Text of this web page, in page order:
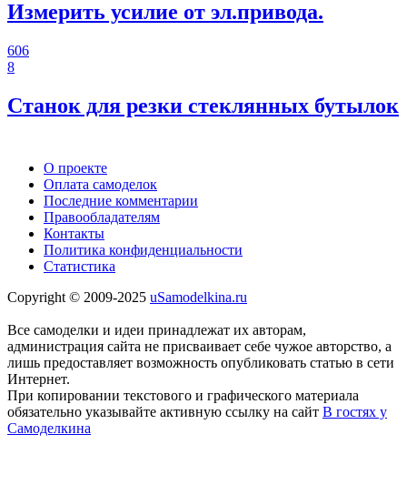
Измерить усилие от эл.привода.
606
8
Станок для резки стеклянных бутылок
О проекте
Оплата самоделок
Последние комментарии
Правообладателям
Контакты
Политика конфиденциальности
Статистика
Copyright © 2009-2025 uSamodelkina.ru
Все самоделки и идеи принадлежат их авторам,
администрация сайта не присваивает себе чужое авторство, а
лишь предоставляет возможность опубликовать статью в сети
Интернет.
При копировании текстового и графического материала
обязательно указывайте активную ссылку на сайт В гостях у
Самоделкина